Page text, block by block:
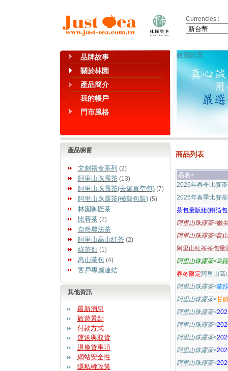
Currencies :
品牌故事
關於林園
產品簡介
我的帳戶
門市風格
收藏此頁
產品櫥窗
文創禮盒系列 (2)
阿里山珠露茶(13)
阿里山珠露茶(去罐真空包)(7)
阿里山珠露茶(極簡包裝)(5)
林園御匠茶
比賽茶(2)
自然農法茶
阿里山高山紅茶(2)
綠茶類 (1)
高山茶包(4)
客戶專屬連結
其他資訊
最新消息
旅遊景點
付款方式
運送與取貨
退換貨事項
網站安全性
隱私權政策
商品列表
品名+
2026年春季比賽
2026年春季比賽
茶包量販組(鋁箔
阿里山珠露茶<嫩
阿里山珠露茶<高
阿里山紅茶茶包量
阿里山珠露茶<烏
春冬限定阿里山高
阿里山珠露茶<蘭
阿里山珠露茶<甘
阿里山珠露茶<
阿里山珠露茶<
阿里山珠露茶<
阿里山珠露茶<
阿里山珠露茶<